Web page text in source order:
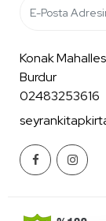
Konak
Burdur
02483253616